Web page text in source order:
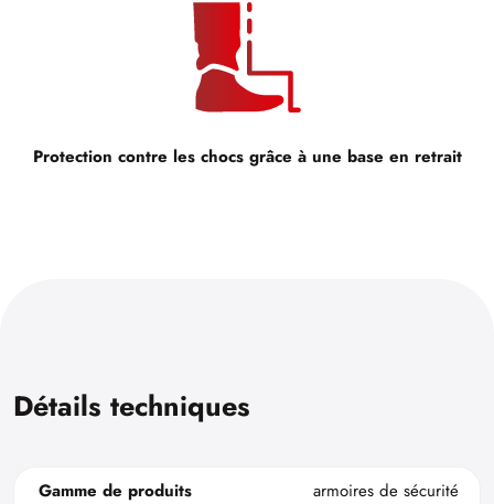
Protection contre les chocs grâce à une base en retrait
Détails techniques
Gamme de produits
armoires de sécurité